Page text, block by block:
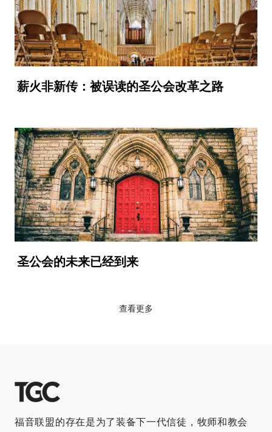
薪火非新传：被误读的圣公会改革之路
圣公会的未来已经到来
查看更多
福音联盟的存在是为了装备下一代信徒，牧师和教会